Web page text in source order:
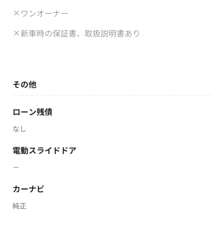
ワンオーナー
新車時の保証書、取扱説明書あり
その他
ローン残債
なし
電動スライドドア
－
カーナビ
純正